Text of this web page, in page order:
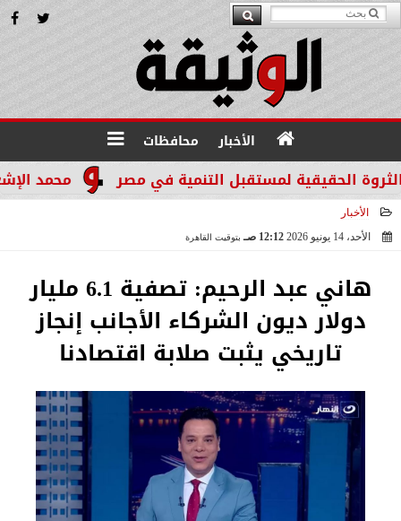
الأخبار محافظات
محمد
الأخبار
الأحد، 14 يونيو 2026
12:12 صـ بتوقيت القاهرة
هاني عبد الرحيم: تصفية 6.1 مليار
دولار ديون الشركاء الأجانب إنجاز
تاريخي يثبت صلابة اقتصادنا